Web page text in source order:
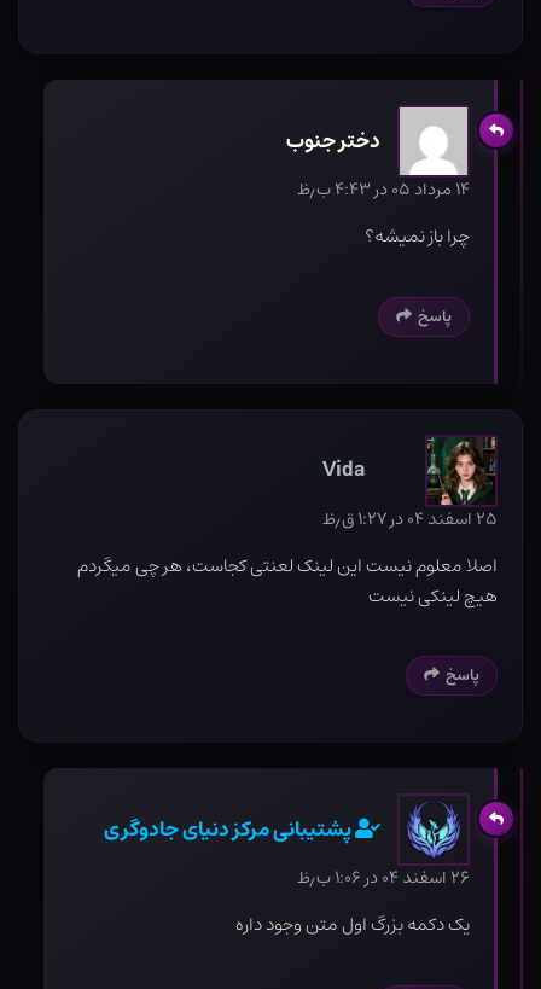
دختر جنوب
۱۴ مرداد ۰۵ در ۴:۴۳ ب٫ظ
چرا باز نمیشه؟
پاسخ
Vida
۲۵ اسفند ۰۴ در ۱:۲۷ ق٫ظ
اصلا معلوم نیست این لینک لعنتی کجاست، هر چی میگردم
هیچ لینکی نیست
پاسخ
پشتیبانی مرکز دنیای جادوگری
۲۶ اسفند ۰۴ در ۱:۰۶ ب٫ظ
یک دکمه بزرگ اول متن وجود داره